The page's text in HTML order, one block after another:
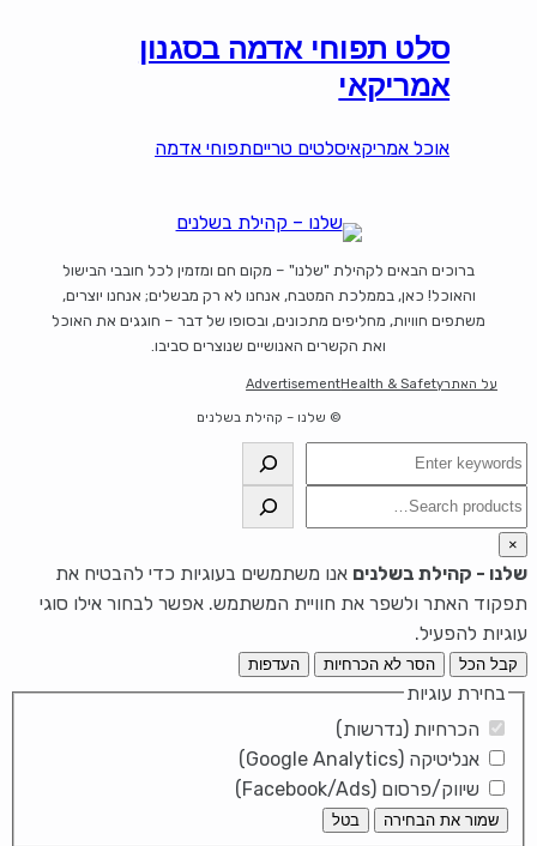
סלט תפוחי אדמה בסגנון
אמריקאי
אוכל אמריקאיסלטים טרייםתפוחי אדמה
ברוכים הבאים לקהילת "שלנו" – מקום חם ומזמין לכל חובבי הבישול
והאוכל! כאן, בממלכת המטבח, אנחנו לא רק מבשלים; אנחנו יוצרים,
משתפים חוויות, מחליפים מתכונים, ובסופו של דבר – חוגגים את האוכל
ואת הקשרים האנושיים שנוצרים סביבו.
על האתרHealth & Safety
Advertisement
© שלנו – קהילת בשלנים
חיפוש
חיפוש
×
שלנו - קהילת בשלנים אנו משתמשים בעוגיות כדי להבטיח את
תפקוד האתר ולשפר את חוויית המשתמש. אפשר לבחור אילו סוגי
עוגיות להפעיל.
קבל הכל הסר לא הכרחיות העדפות
בחירת עוגיות
הכרחיות (נדרשות)
אנליטיקה (Google Analytics)
שיווק/פרסום (Facebook/Ads)
שמור את הבחירה בטל